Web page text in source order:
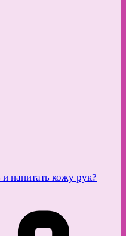
напитать кожу рук?